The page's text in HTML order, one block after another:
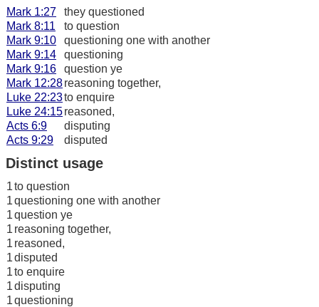
Mark 1:27
they questioned
Mark 8:11
to question
Mark 9:10
questioning one with another
Mark 9:14
questioning
Mark 9:16
question ye
Mark 12:28reasoning together,
Luke 22:23to enquire
Luke 24:15reasoned,
Acts 6:9
disputing
Acts 9:29
disputed
Distinct usage
1to question
1questioning one with another
1question ye
1 reasoning together,
1 reasoned,
1disputed
1to enquire
1disputing
1questioning